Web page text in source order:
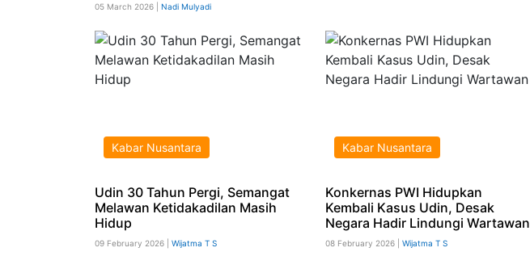
05 March 2026 | Nadi Mulyadi
Kabar Nusantara
Udin 30 Tahun Pergi, Semangat
Melawan Ketidakadilan Masih
Hidup
09 February 2026 | Wijatma T S
Kabar Nusantara
Konkernas PWI Hidupkan
Kembali Kasus Udin, Desak
Negara Hadir Lindungi Wartawan
08 February 2026 | Wijatma T S